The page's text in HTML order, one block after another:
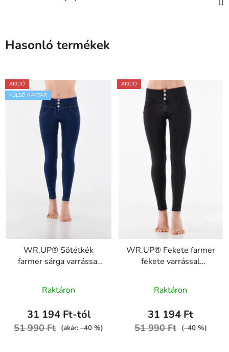
Hasonló termékek
AKCIÓ
KÜLSŐ RAKTÁR
WR.UP® Sötétkék
farmer sárga varrással
WRUP1MC002ORG,
J0Y
Raktáron
31 194 Ft-tól
51 990 Ft (akár: –40 %)
AKCIÓ
WR.UP® Fekete farmer
fekete varrással
WRUP1MC002ORG,
J7N
Raktáron
31 194 Ft
51 990 Ft (–40 %)